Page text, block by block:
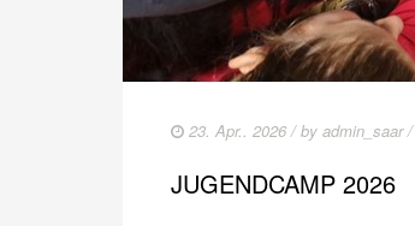
23. Apr.. 2026/ by admin_saar/
JUGENDCAMP 2026